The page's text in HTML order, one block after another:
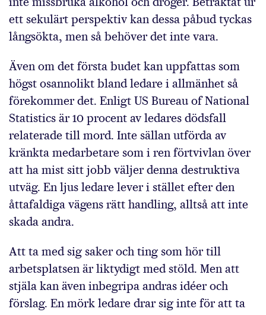
ett sekulärt perspektiv kan dessa påbud tyckas
långsökta, men så behöver det inte vara.
Även om det första budet kan uppfattas som
högst osannolikt bland ledare i allmänhet så
förekommer det. Enligt US Bureau of National
Statistics är 10 procent av ledares dödsfall
relaterade till mord. Inte sällan utförda av
kränkta medarbetare som i ren förtvivlan över
att ha mist sitt jobb väljer denna destruktiva
utväg. En ljus ledare lever i stället efter den
åttafaldiga vägens rätt handling, alltså att inte
skada andra.
Att ta med sig saker och ting som hör till
arbetsplatsen är liktydigt med stöld. Men att
stjäla kan även inbegripa andras idéer och
förslag. En mörk ledare drar sig inte för att ta